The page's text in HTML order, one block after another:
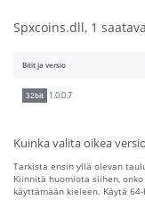
Spxcoins.dll, 1
Bitit ja versio
32bit 1.0.0.7
Kuinka valita oikea
Tarkista ensin yllä olevan
Kiinnitä huomiota siihen,
käyttämään kieleen. Käytä